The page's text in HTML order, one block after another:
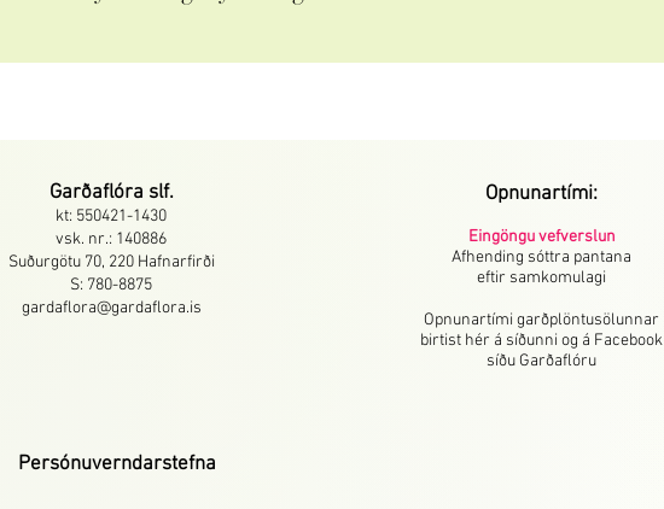
Garðaflóra slf.
kt: 550421-1430
vsk. nr.: 140886
Suðurgötu 70, 220 Hafnarfirði
S: 780-8875
gardaflora@gardaflora.is
Opnunartími:
Eingöngu vefverslun
Afhending sóttra pantana
eftir samkomulagi
Opnunartími garðplöntusölunnar
birtist hér á síðunni og á Facebook
síðu Garðaflóru
Persónuverndarstefna